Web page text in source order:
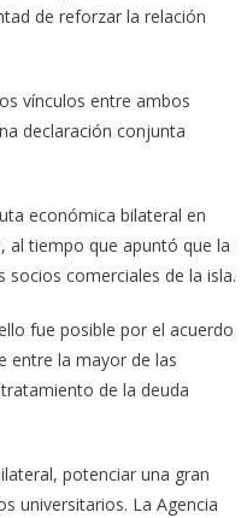
de reforzar la relación
vínculos entre ambos
declaración conjunta
económica bilateral en
tiempo que apuntó que la
socios comerciales de la isla.
fue posible por el acuerdo
entre la mayor de las
de la deuda
potenciar una gran
universitarios. La Agencia